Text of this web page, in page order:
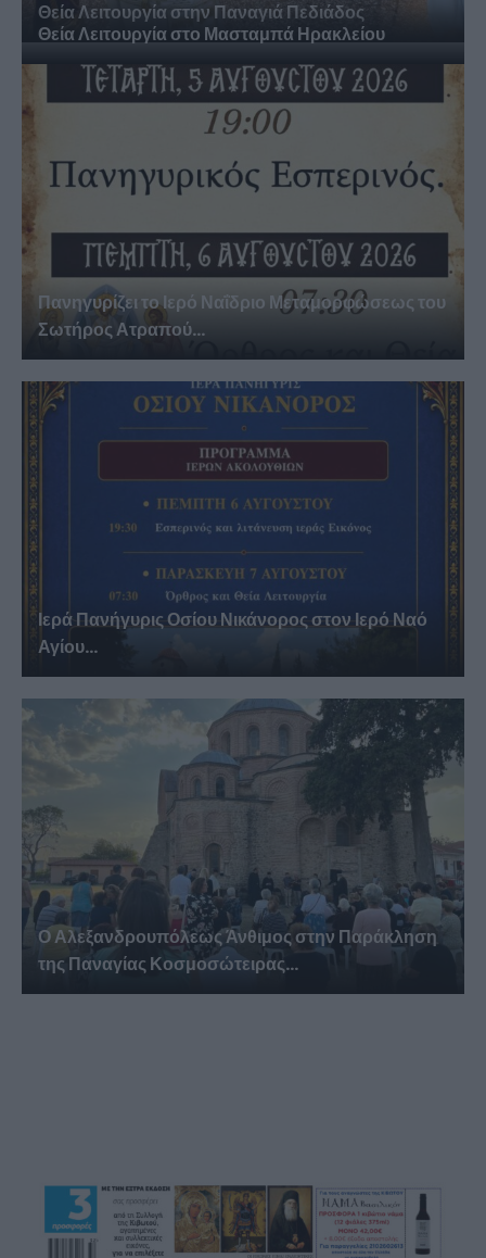
Θεία Λειτουργία στην Παναγιά Πεδιάδος
Θεία Λειτουργία στο Μασταμπά Ηρακλείου
Πανηγυρίζει το Ιερό Ναΐδριο Μεταμορφώσεως του
Σωτήρος Ατραπού...
Ιερά Πανήγυρις Οσίου Νικάνορος στον Ιερό Ναό
Αγίου...
Ο Αλεξανδρουπόλεως Άνθιμος στην Παράκληση
της Παναγίας Κοσμοσώτειρας...